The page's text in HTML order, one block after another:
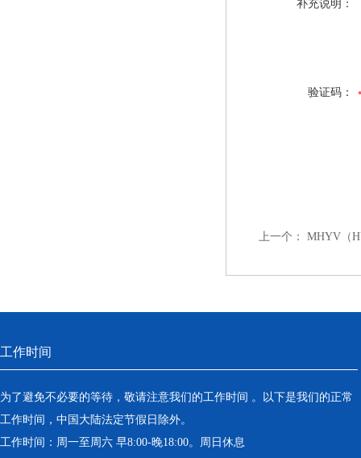
补充说明：
验证码：
上一个： MHYV（
工作时间
为了避免不必要的等待，敬请注意我们的工作时间 。以下是我们的正常
工作时间，中国大陆法定节假日除外。
工作时间：周一至周六 早8:00-晚18:00。周日休息